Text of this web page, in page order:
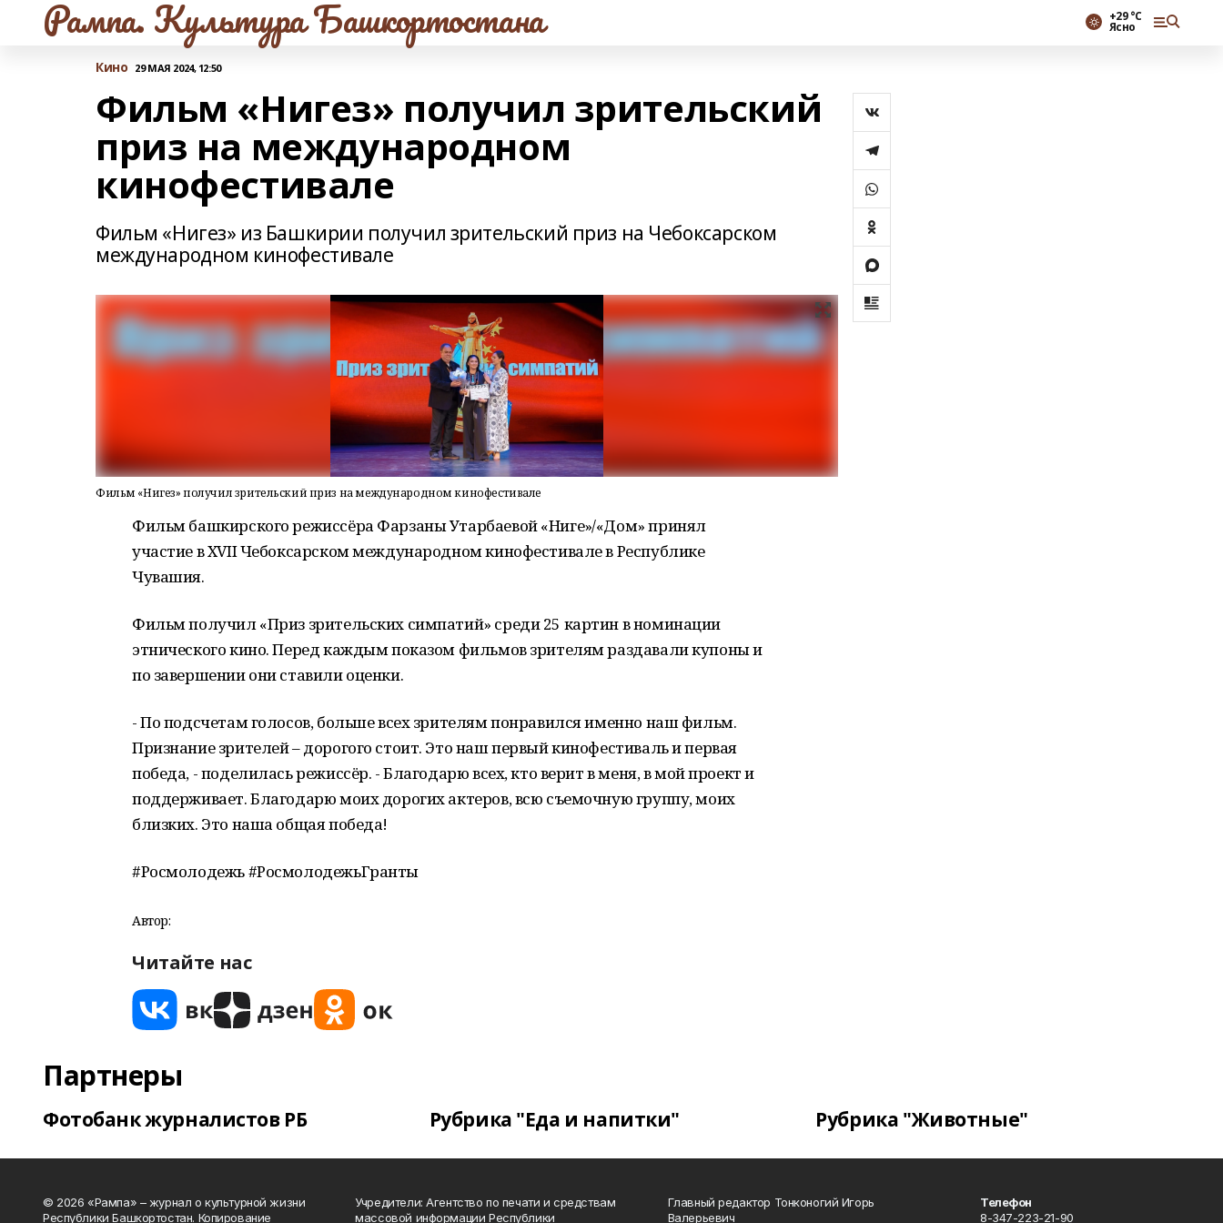
Рампа. Культура Башкортостана +29 °С
Ясно
Кино 29 МАЯ 2024, 12:50
Фильм «Нигез» получил зрительский
приз на международном
кинофестивале
Фильм «Нигез» из Башкирии получил зрительский приз на Чебоксарском
международном кинофестивале
Фильм «Нигез» получил зрительский приз на международном кинофестивале
Фильм башкирского режиссёра Фарзаны Утарбаевой «Нигеҙ»/«Дом» принял
участие в XVII Чебоксарском международном кинофестивале в Республике
Чувашия.
Фильм получил «Приз зрительских симпатий» среди 25 картин в номинации
этнического кино. Перед каждым показом фильмов зрителям раздавали купоны и
по завершении они ставили оценки.
- По подсчетам голосов, больше всех зрителям понравился именно наш фильм.
Признание зрителей – дорогого стоит. Это наш первый кинофестиваль и первая
победа, - поделилась режиссёр. - Благодарю всех, кто верит в меня, в мой проект и
поддерживает. Благодарю моих дорогих актеров, всю съемочную группу, моих
близких. Это наша общая победа!
#Росмолодежь #РосмолодежьГранты
Автор:
Читайте нас
Партнеры
Фотобанк журналистов РБ Рубрика "Еда и напитки" Рубрика "Животные"
© 2026 «Рампа» – журнал о культурной жизни
Республики Башкортостан. Копирование
Учредители: Агентство по печати и средствам
массовой информации Республики
Главный редактор Тонконогий Игорь
Валерьевич
Телефон
8-347-223-21-90